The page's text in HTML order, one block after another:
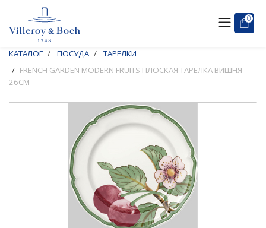
0
КАТАЛОГ ПОСУДА
ТАРЕЛКИ
FRENCH GARDEN MODERN FRUITS ПЛОСКАЯ ТАРЕЛКА ВИШНЯ
26СМ